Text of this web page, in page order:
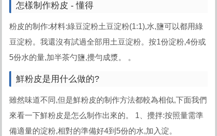
怎樣制作粉皮 - 懂得
粉皮的制作:材料:綠豆淀粉土豆淀粉(1:1),水,鹽可以都用綠
豆淀粉。我還沒有試過全部用土豆淀粉。按1份淀粉,4份或
5份水的量,加半茶勺鹽,攪勻成漿。 。
鮮粉皮是用什么做的?
雖然味道不同,但是鮮粉皮的制作方法都較為相似,下面我們
來看一下鮮粉皮是怎么制作出來的。 1、攪拌:按照量需準
備適量的淀粉,相對的準備好4到5份的水,加入淀。